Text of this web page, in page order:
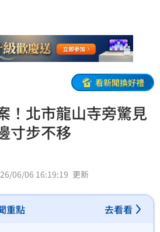
看新聞換好禮
！北市龍山寺旁驚見
寸步不移
06/06 16:19:19 更新
重點 去看看